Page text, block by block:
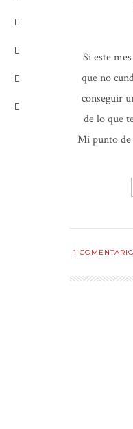
Si este
que no
conseguir
de lo que
Mi punto
1 COMENTARIO